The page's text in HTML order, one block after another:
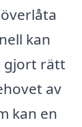
kan
gjort rätt
av
kan en